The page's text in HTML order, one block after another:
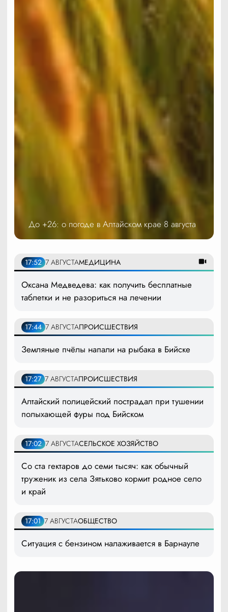
До +26: о погоде в Алтайском крае 8 августа
17:52 7 АВГУСТАМЕДИЦИНА
Оксана Медведева: как получить бесплатные
таблетки и не разориться на лечении
17:44 7 АВГУСТАПРОИСШЕСТВИЯ
Земляные пчёлы напали на рыбака в Бийске
17:27 7 АВГУСТАПРОИСШЕСТВИЯ
Алтайский полицейский пострадал при тушении
полыхающей фуры под Бийском
17:02 7 АВГУСТАСЕЛЬСКОЕ ХОЗЯЙСТВО
Со ста гектаров до семи тысяч: как обычный
труженик из села Зятьково кормит родное село
и край
17:01 7 АВГУСТАОБЩЕСТВО
Ситуация с бензином налаживается в Барнауле